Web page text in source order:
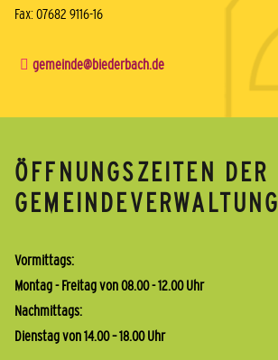
Fax: 07682 9116-16
gemeinde@biederbach.de
ÖFFNUNGSZEITEN DER
GEMEINDEVERWALTUNG
Vormittags:
Montag - Freitag von 08.00 - 12.00 Uhr
Nachmittags:
Dienstag von 14.00 – 18.00 Uhr